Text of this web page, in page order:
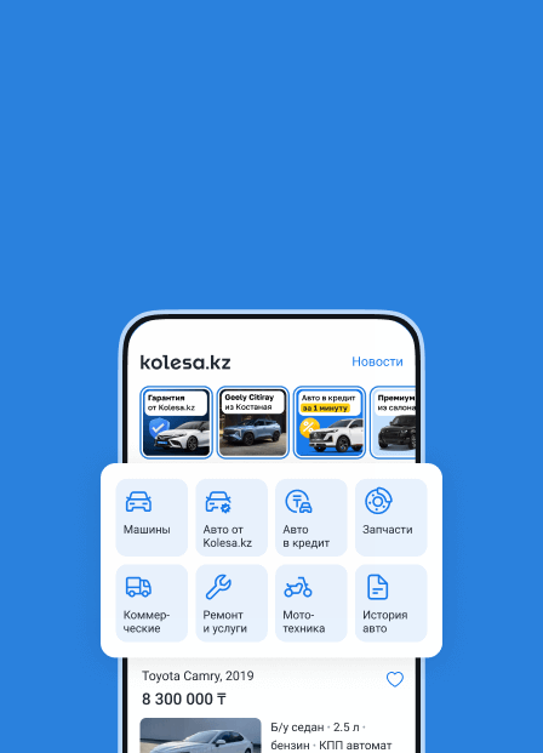
Отбойник заднего амортизатора на r50
Алматы, Алматинская
область
Новая
Подходит на авто
1996 - 2000 1 поколение, 2000 - 2003 1 поколение